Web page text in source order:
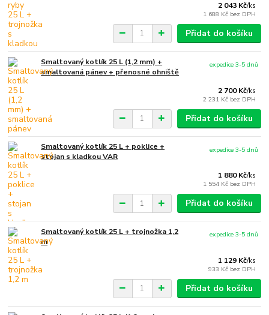
2 043 Kč/ks
1 688 Kč bez DPH
Přidat do košíku
Smaltovaný kotlík 25 L (1,2 mm) +
smaltovaná pánev + přenosné ohniště
2 700 Kč/ks
2 231 Kč bez DPH
expedice 3-5 dnů
Přidat do košíku
Smaltovaný kotlík 25 L + poklice +
stojan s kladkou VAR
1 880 Kč/ks
1 554 Kč bez DPH
expedice 3-5 dnů
Přidat do košíku
Smaltovaný kotlík 25 L + trojnožka 1,2
m
1 129 Kč/ks
933 Kč bez DPH
expedice 3-5 dnů
Přidat do košíku